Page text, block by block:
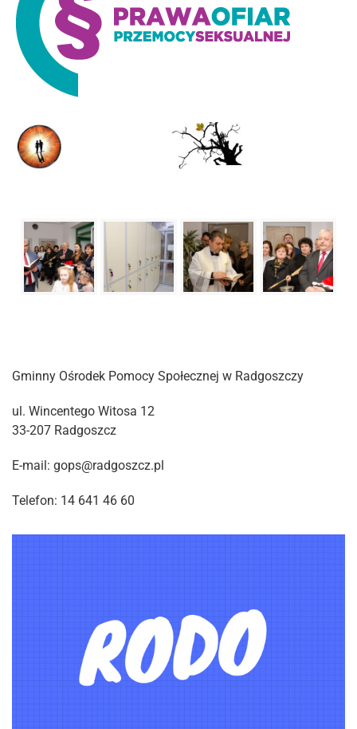
Gminny Ośrodek Pomocy Społecznej w Radgoszczy
ul. Wincentego Witosa 12
33-207 Radgoszcz
E-mail: gops@radgoszcz.pl
Telefon: 14 641 46 60